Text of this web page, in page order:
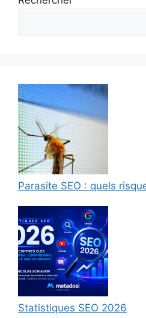
Parasite SEO : quels
Statistiques SEO 2026